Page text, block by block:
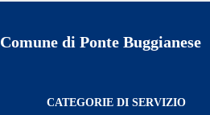
Comune di Ponte Buggianese
CATEGORIE DI SERVIZIO